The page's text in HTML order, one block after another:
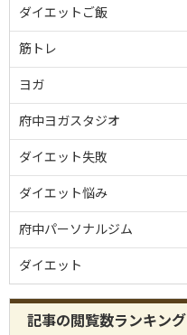
ダイエットご飯
筋トレ
ヨガ
府中ヨガスタジオ
ダイエット失敗
ダイエット悩み
府中パーソナルジム
ダイエット
記事の閲覧数ランキング